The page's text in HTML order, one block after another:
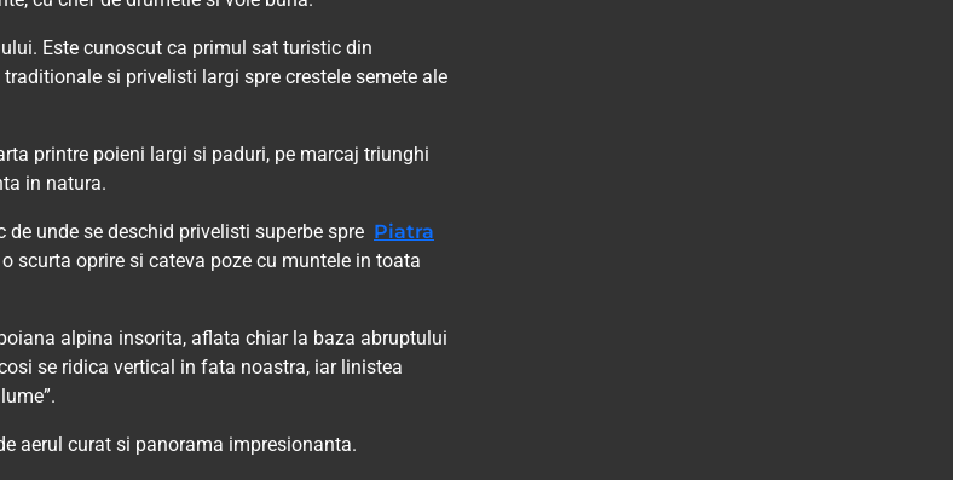
Este cunoscut ca primul sat turistic din
si privelisti largi spre crestele semete ale
printre poieni largi si paduri, pe marcaj triunghi
in natura.
de unde se deschid privelisti superbe spre Piatra
scurta oprire si cateva poze cu muntele in toata
alpina insorita, aflata chiar la baza abruptului
se ridica vertical in fata noastra, iar linistea
aerul curat si panorama impresionanta.